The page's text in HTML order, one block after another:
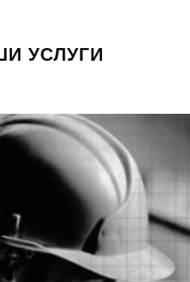
УСЛУГИ